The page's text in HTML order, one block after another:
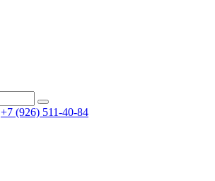
+7 (926) 511-40-84